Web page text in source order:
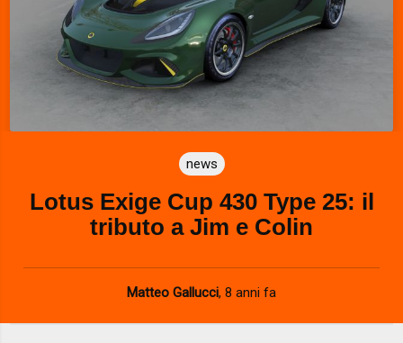
news
Lotus Exige Cup 430 Type 25: il
tributo a Jim e Colin
Matteo Gallucci, 8 anni fa